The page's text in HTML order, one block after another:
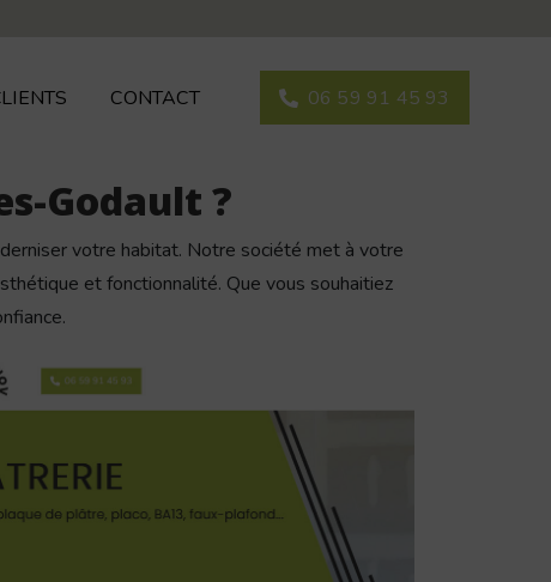
CONTACT 06 59 91 45 93
Godault ?
votre habitat. Notre société met à votre
et fonctionnalité. Que vous souhaitiez